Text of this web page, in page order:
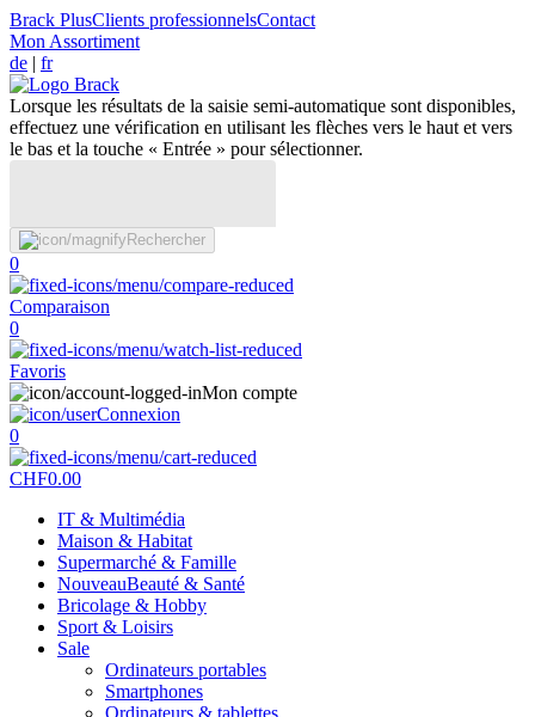
Brack PlusClients professionnelsContact
Mon Assortiment
de | fr
Lorsque les résultats de la saisie semi-automatique sont disponibles,
effectuez une vérification en utilisant les flèches vers le haut et vers
le bas et la touche « Entrée » pour sélectionner.
Rechercher
0
Comparaison
0
Favoris
Mon compte
Connexion
0
CHF0.00
IT & Multimédia
Maison & Habitat
Supermarché & Famille
NouveauBeauté & Santé
Bricolage & Hobby
Sport & Loisirs
Sale
Ordinateurs portables
Smartphones
Ordinateurs & tablettes